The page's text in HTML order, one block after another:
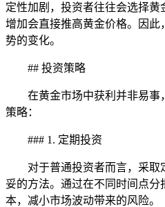
定性加剧，投资者往往会选择
增加会直接推高黄金价格。因
势的变化。
## 投资策略
在黄金市场中获利并非易事
策略：
### 1. 定期投资
对于普通投资者而言，采
妥的方法。通过在不同时间点
本，减小市场波动带来的风险。